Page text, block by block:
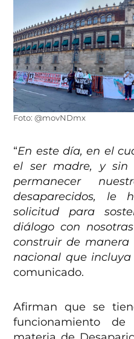
Foto: @movNDmx
“En este día, en el
el ser madre, y sin
permanecer
desaparecidos, le
solicitud para
diálogo con
construir de
nacional que
comunicado.
Afirman que se
funcionamiento